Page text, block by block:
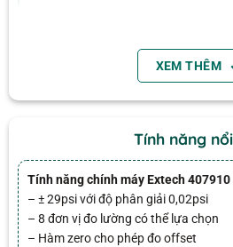
Máy đo áp suất chênh lệch hạng
XEM THÊM
Tính năng
Tính năng chính máy Extech 407910
– ± 29psi với độ phân giải 0,02psi
– 8 đơn vị đo lường có thể lựa chọn
– Hàm zero cho phép đo offset